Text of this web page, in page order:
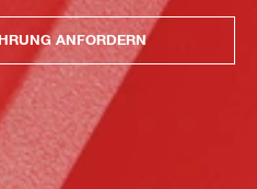
ANFORDERN